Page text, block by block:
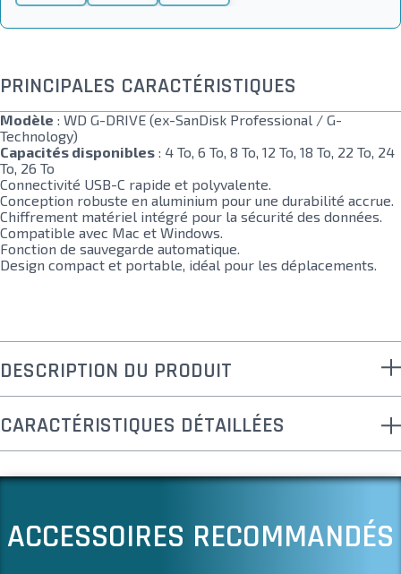
PRINCIPALES CARACTÉRISTIQUES
Modèle : WD G-DRIVE (ex-SanDisk Professional / G-
Technology)
Capacités disponibles : 4 To, 6 To, 8 To, 12 To, 18 To, 22 To, 24
To, 26 To
Connectivité USB-C rapide et polyvalente.
Conception robuste en aluminium pour une durabilité accrue.
Chiffrement matériel intégré pour la sécurité des données.
Compatible avec Mac et Windows.
Fonction de sauvegarde automatique.
Design compact et portable, idéal pour les déplacements.
DESCRIPTION DU PRODUIT
CARACTÉRISTIQUES DÉTAILLÉES
ACCESSOIRES RECOMMANDÉS